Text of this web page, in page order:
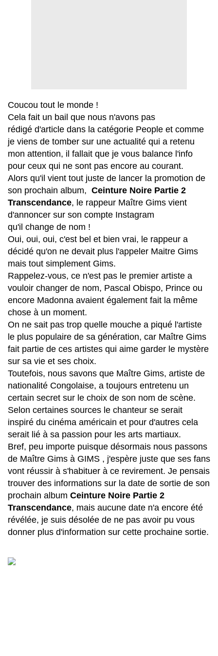
Coucou tout le monde !
Cela fait un bail que nous n'avons pas
rédigé d'article dans la catégorie People et comme
je viens de tomber sur une actualité qui a retenu
mon attention, il fallait que je vous balance l'info
pour ceux qui ne sont pas encore au courant.
Alors qu'il vient tout juste de lancer la promotion de
son prochain album, Ceinture Noire Partie 2
Transcendance, le rappeur Maître Gims vient
d'annoncer sur son compte Instagram
qu'il change de nom !
Oui, oui, oui, c'est bel et bien vrai, le rappeur a
décidé qu'on ne devait plus l'appeler Maitre Gims
mais tout simplement Gims.
Rappelez-vous, ce n'est pas le premier artiste a
vouloir changer de nom, Pascal Obispo, Prince ou
encore Madonna avaient également fait la même
chose à un moment.
On ne sait pas trop quelle mouche a piqué l'artiste
le plus populaire de sa génération, car Maître Gims
fait partie de ces artistes qui aime garder le mystère
sur sa vie et ses choix.
Toutefois, nous savons que Maître Gims, artiste de
nationalité Congolaise, a toujours entretenu un
certain secret sur le choix de son nom de scène.
Selon certaines sources le chanteur se serait
inspiré du cinéma américain et pour d'autres cela
serait lié à sa passion pour les arts martiaux.
Bref, peu importe puisque désormais nous passons
de Maître Gims à GIMS , j'espère juste que ses fans
vont réussir à s'habituer à ce revirement. Je pensais
trouver des informations sur la date de sortie de son
prochain album Ceinture Noire Partie 2
Transcendance, mais aucune date n'a encore été
révélée, je suis désolée de ne pas avoir pu vous
donner plus d'information sur cette prochaine sortie.